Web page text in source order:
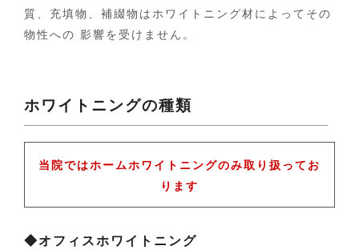
質、充填物、補綴物はホワイトニング材によってその
物性への 影響を受けません。
ホワイトニングの種類
当院ではホームホワイトニングのみ取り扱ってお
ります
◆オフィスホワイトニング